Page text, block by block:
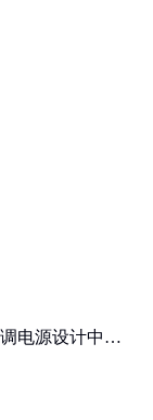
电源设计中的